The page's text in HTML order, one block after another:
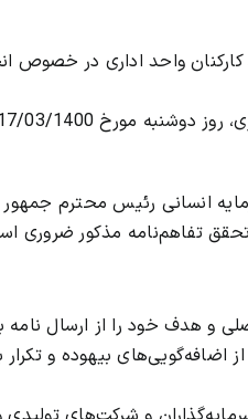
واحد اداری در خصوص
انسانی رئیس محترم جمهور
تحقق تفاهم‌نامه مذکور ضروری
و هدف خود را از ارسال
بیهوده و تکرار